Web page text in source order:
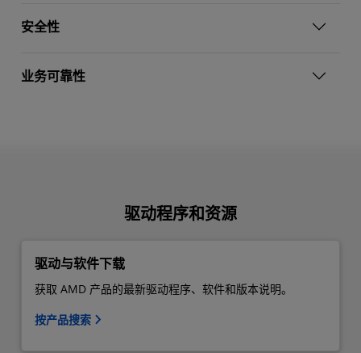
安全性
业务可靠性
驱动程序和资源
驱动与软件下载
获取 AMD 产品的最新驱动程序、软件和版本说明。
按产品搜索